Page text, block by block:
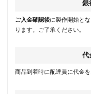
銀
ご入金確認後に製作開始と
ります。ご了承ください。
代
商品到着時に配達員に代金